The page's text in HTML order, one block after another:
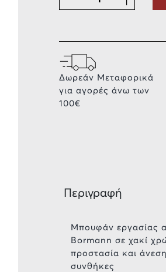
Δωρεάν Μεταφορικά
για αγορές άνω των
100€
Περιγραφή
Μπουφάν εργασίας
Bormann σε χακί
προστασία και
συνθήκες